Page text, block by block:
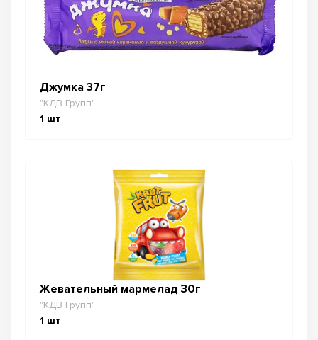
Джумка 37г
"КДВ Групп"
1 шт
Жевательный мармелад 30г
"КДВ Групп"
1 шт